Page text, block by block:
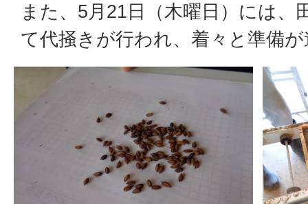
また、5月21日（木曜日）には、
て代掻きが行われ、着々と準備